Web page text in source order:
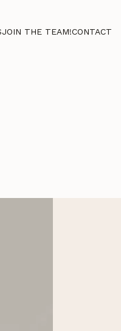
JOIN THE TEAM!CONTACT